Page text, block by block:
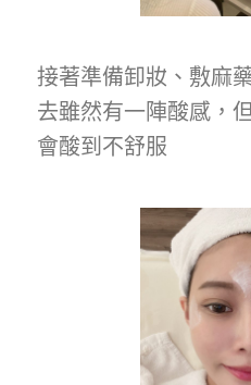
接著準備卸妝、敷麻
去雖然有一陣酸感，
會酸到不舒服